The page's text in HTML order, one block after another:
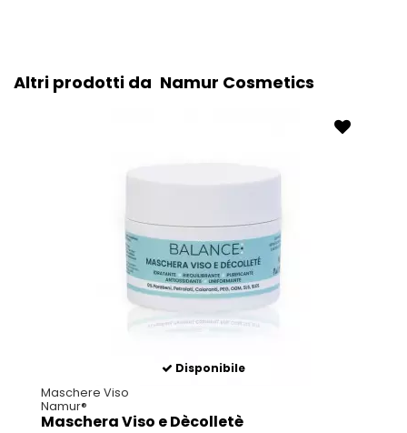
Altri prodotti da Namur Cosmetics
Disponibile
Maschere Viso
Namur®
Maschera Viso e Dècolletè